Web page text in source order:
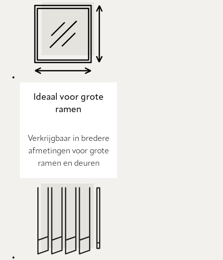
Ideaal voor grote
ramen
Verkrijgbaar in bredere
afmetingen voor grote
ramen en deuren